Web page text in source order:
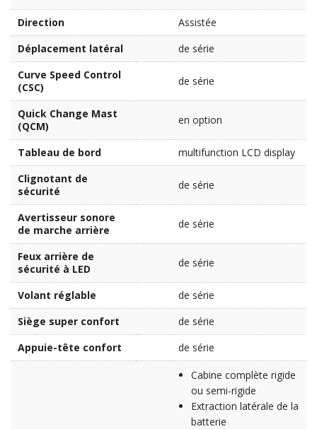
Direction
Assistée
Déplacement latéral
de série
Curve Speed Control
(CSC)
de série
Quick Change Mast
(QCM)
en option
Tableau de bord
multifunction LCD display
Clignotant de
sécurité
de série
Avertisseur sonore
de marche arrière
de série
Feux arrière de
sécurité à LED
de série
Volant réglable
de série
Siège super confort
de série
Appuie-tête confort
de série
Cabine complète rigide
ou semi-rigide
Extraction latérale de la
batterie